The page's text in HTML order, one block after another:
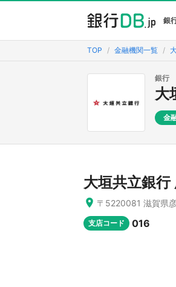
銀
TOP 金融機関一覧
銀行
大
金
大垣共立銀行
〒5220081 滋賀県
支店コード 016